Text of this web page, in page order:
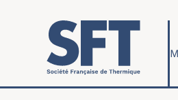
Aller au contenu principal